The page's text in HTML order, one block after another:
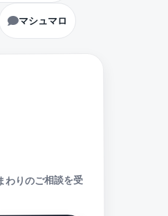
マシュマロ
わりのご相談を受